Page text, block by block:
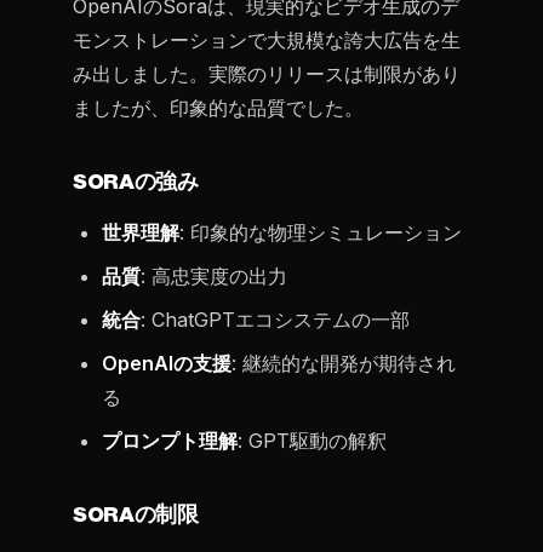
OpenAIのSoraは、現実的なビデオ生成のデ
モンストレーションで大規模な誇大広告を生
み出しました。実際のリリースは制限があり
ましたが、印象的な品質でした。
SORAの強み
世界理解: 印象的な物理シミュレーション
品質: 高忠実度の出力
統合: ChatGPTエコシステムの一部
OpenAIの支援: 継続的な開発が期待され
る
プロンプト理解: GPT駆動の解釈
SORAの制限